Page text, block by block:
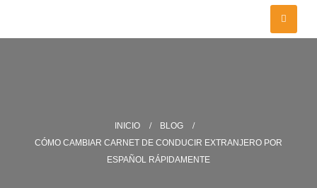
INICIO
BLOG
CÓMO CAMBIAR CARNET DE CONDUCIR EXTRANJERO POR
ESPAÑOL RÁPIDAMENTE